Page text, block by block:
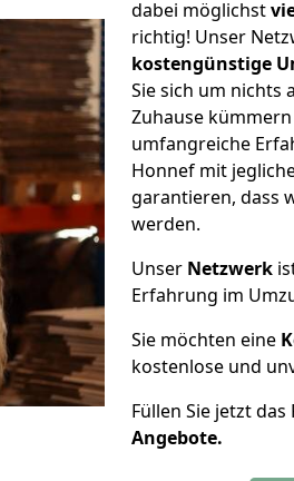
dabei möglichst
richtig! Unser
kostengünstige
Sie sich um nichts
Zuhause
umfangreiche
Honnef mit
garantieren, dass
werden.
Unser Netzwerk
Erfahrung im
Sie möchten eine
kostenlose und
Füllen Sie jetzt
Angebote.